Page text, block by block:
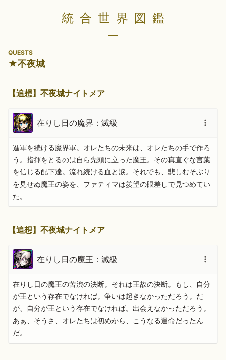
統合世界図鑑
QUESTS
★不夜城
【追想】不夜城ナイトメア
在りし日の魔界：滅級
進軍を続ける魔界軍。オレたちの未来は、オレたちの手で作ろ
う。指揮をとるのは自ら先頭に立った魔王。その真直ぐな言葉
を信じる配下達。流れ続ける血と涙。それでも、悲しむそぶり
を見せぬ魔王の姿を、ファティマは羨望の眼差しで見つめてい
た。
【追想】不夜城ナイトメア
在りし日の魔王：滅級
在りし日の魔王の苦渋の決断。それは王故の決断。もし、自分
が王という存在でなければ。争いは起きなかっただろう。だ
が、自分が王という存在でなければ。出会えなかっただろう。
あぁ、そうさ、オレたちは初めから、こうなる運命だったん
だ。